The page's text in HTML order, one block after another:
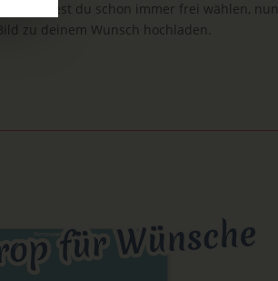
konntest du schon immer frei wählen, nun
zu deinem Wunsch hochladen.